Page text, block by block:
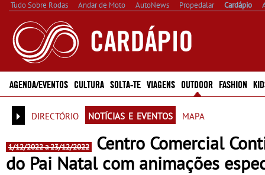
Tudo Sobre Rodas Andar de Moto AutoNews Propedalar Cardápio
AGENDA/EVENTOS CULTURA SOLTA-TE VIAGENS OUTDOOR FASHION
directório notícias e eventos mapa
1/12/2022 a 23/12/2022
Centro Comercial
do Pai Natal com animações